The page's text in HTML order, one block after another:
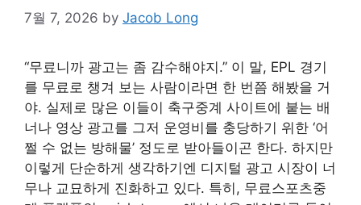
7월 7, 2026 by Jacob Long
“무료니까 광고는 좀 감수해야지.” 이 말, EPL 경기
를 무료로 챙겨 보는 사람이라면 한 번쯤 해봤을 거
야. 실제로 많은 이들이 축구중계 사이트에 붙는 배
너나 영상 광고를 그저 운영비를 충당하기 위한 ‘어
쩔 수 없는 방해물’ 정도로 받아들이곤 한다. 하지만
이렇게 단순하게 생각하기엔 디지털 광고 시장이 너
무나 교묘하게 진화하고 있다. 특히, 무료스포츠중